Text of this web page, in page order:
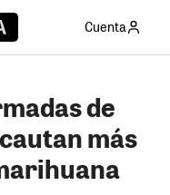
Cuenta
de
más